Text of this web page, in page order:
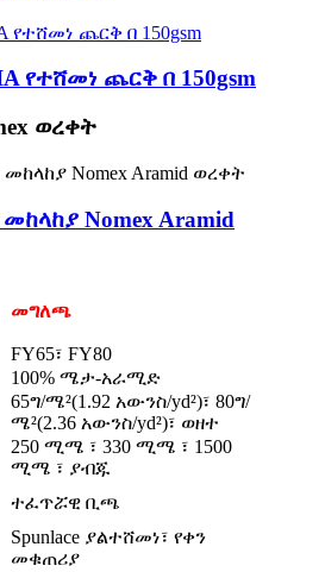
የተሸመነ ጨርቅ በ 150gsm
ወረቀት
Nomex Aramid
መግለጫ
FY65፣ FY80
100% ሜታ-አራሚድ
65ግ/ሜ²(1.92 አውንስ/yd²)፣ 80ግ/
ሜ²(2.36 አውንስ/yd²)፣ ወዘተ
250 ሚሜ ፣ 330 ሚሜ ፣ 1500
ሚሜ ፣ ያብጁ
ተፈጥሯዊ ቢጫ
Spunlace ያልተሸመነ፣ የቀን
መቁጠሪያ